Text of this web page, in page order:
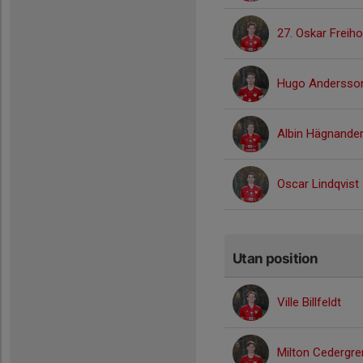
27. Oskar
Hugo
Albin Hägnander
Oscar Lindqvist
Utan position
Ville Billfeldt
Milton